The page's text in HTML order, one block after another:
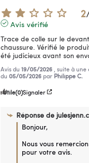
2
Avis vérifié
Trace de colle sur le
chaussure. Vérifié le
été judicieux avant son
Avis du 19/05/2026 , suite à
du 05/05/2026 par Philippe C.
Utile(0)Signaler
Réponse de
Bonjour,
Nous vous
pour votre avis.